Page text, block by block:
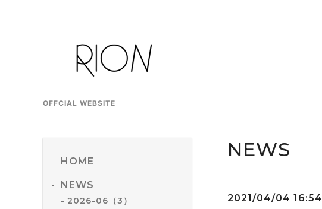
OFFCIAL WEBSITE
HOME
NEWS
2026-06（3）
NEWS
2021/04/04 16:54